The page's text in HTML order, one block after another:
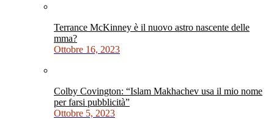
Terrance McKinney è il nuovo astro nascente delle
mma?
Ottobre 16, 2023
Colby Covington: “Islam Makhachev usa il mio nome
per farsi pubblicità”
Ottobre 5, 2023